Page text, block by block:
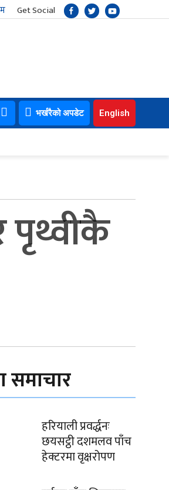
Get Social
भर्खरैको अपडेट English
पृथ्वीकै
समाचार
हरियाली प्रवर्द्धनः
छयसट्ठी दशमलव पाँच
हेक्टरमा वृक्षरोपण